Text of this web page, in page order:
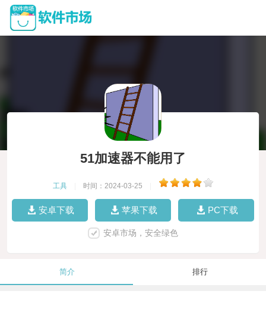
51加速器不能用了
工具 时间：2024-03-25
安卓下载 苹果下载 PC下载
安卓市场，安全绿色
简介 排行